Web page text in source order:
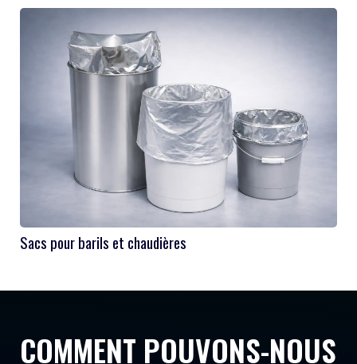
Sacs pour barils et chaudières
COMMENT POUVONS-NOUS